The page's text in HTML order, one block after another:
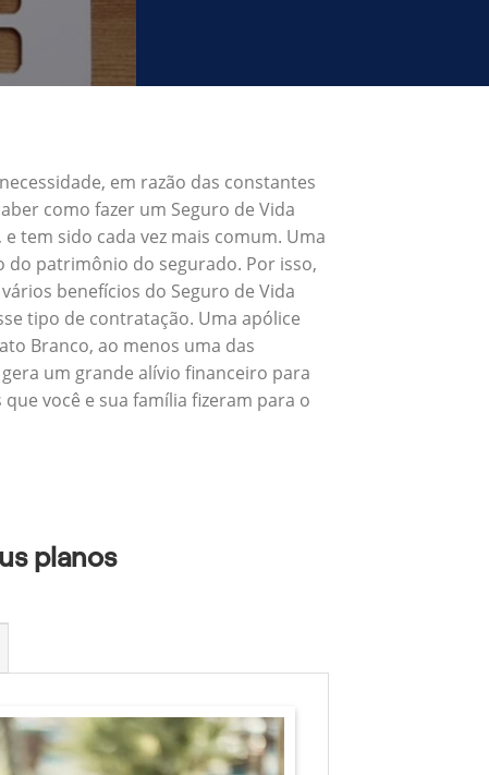
em razão das constantes
como fazer um Seguro de Vida
tem sido cada vez mais comum. Uma
patrimônio do segurado. Por isso,
benefícios do Seguro de Vida
tipo de contratação. Uma apólice
Branco, ao menos uma das
um grande alívio financeiro para
você e sua família fizeram para o
planos